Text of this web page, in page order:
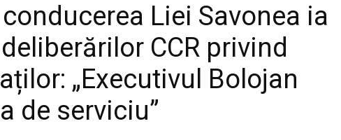
Liei Savonea ia
CCR privind
„Executivul Bolojan
de serviciu”